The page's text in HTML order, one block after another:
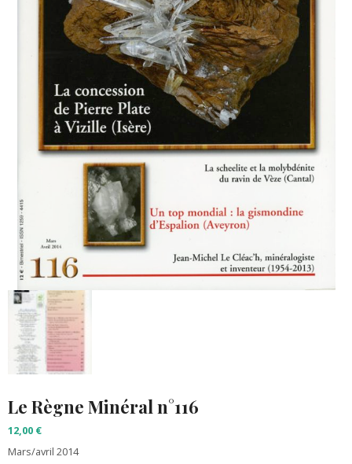
Le Règne Minéral n°116
12,00 €
Mars/avril 2014